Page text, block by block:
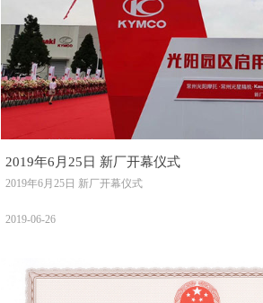
2019年6月25日 新厂开幕仪式
2019年6月25日 新厂开幕仪式
2019-06-26